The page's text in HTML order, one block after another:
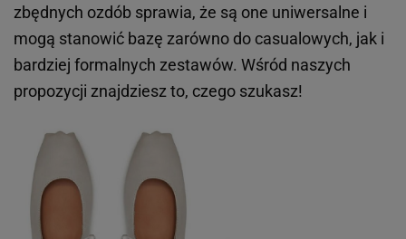
zbędnych ozdób sprawia, że są one uniwersalne i
mogą stanowić bazę zarówno do casualowych, jak i
bardziej formalnych zestawów. Wśród naszych
propozycji znajdziesz to, czego szukasz!